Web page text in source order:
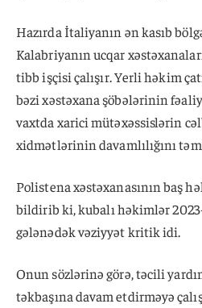
Hazırda İtaliyanın ən kasıb
Kalabriyanın ucqar
tibb işçisi çalışır. Yerli həkim
bəzi xəstəxana şöbələrinin
vaxtda xarici mütəxəssislərin
xidmətlərinin davamlılığını
Polistena xəstəxanasının baş
bildirib ki, kubalı həkimlər
gələnədək vəziyyət kritik idi.
Onun sözlərinə görə, təcili
təkbaşına davam etdirməyə